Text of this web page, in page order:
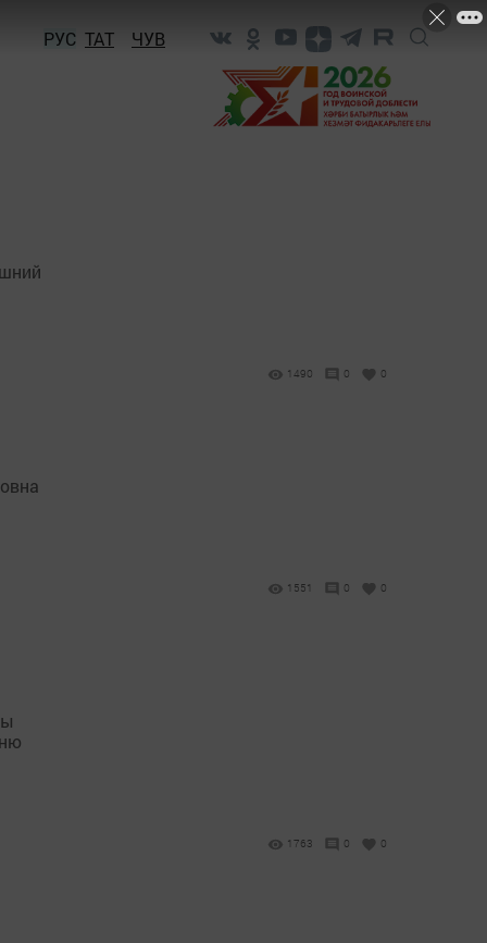
РУС ТАТ ЧУВ
1490 0 0
1551 0 0
1763 0 0